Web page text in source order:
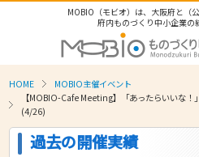
MOBIO（モビオ）は、大阪府と（
府内ものづくり中小企業の
HOME
MOBIO主催イベント
【MOBIO-Cafe Meeting】「あったらいいな！
(4/26)
過去の開催実績